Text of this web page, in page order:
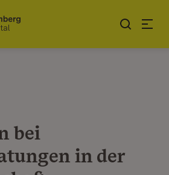
bei
in der